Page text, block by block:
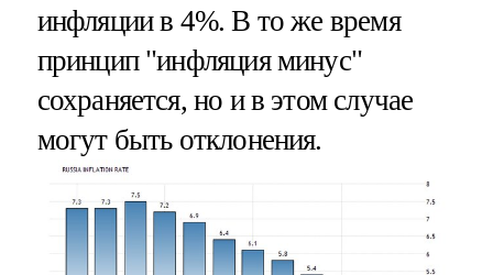
инфляции в 4%. В то же время
принцип "инфляция минус"
сохраняется, но и в этом случае
могут быть отклонения.